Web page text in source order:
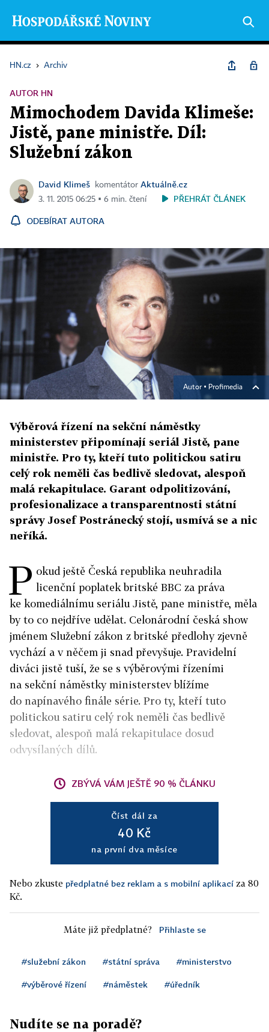
HN.cz › Archiv
AUTOR HN
Mimochodem Davida Klimeše:
Jistě, pane ministře. Díl:
Služební zákon
David Klimeš komentátor Aktuálně.cz
3. 11. 2015 06:25 ▪ 6 min. čtení PŘEHRÁT ČLÁNEK
ODEBÍRAT AUTORA
Autor ▪ Profimedia
Výběrová řízení na sekční náměstky
ministerstev připomínají seriál Jistě, pane
ministře. Pro ty, kteří tuto politickou satiru
celý rok neměli čas bedlivě sledovat, alespoň
malá rekapitulace. Garant odpolitizování,
profesionalizace a transparentnosti státní
správy Josef Postránecký stojí, usmívá se a nic
neříká.
P okud ještě Česká republika neuhradila
licenční poplatek britské BBC za práva
ke komediálnímu seriálu Jistě, pane ministře, měla
by to co nejdříve udělat. Celonárodní česká show
jménem Služební zákon z britské předlohy zjevně
vychází a v něčem ji snad převyšuje. Pravidelní
diváci jistě tuší, že se s výběrovými řízeními
na sekční náměstky ministerstev blížíme
do napínavého finále série. Pro ty, kteří tuto
politickou satiru celý rok neměli čas bedlivě
sledovat, alespoň malá rekapitulace dosud
odvysílaných dílů.
ZBÝVÁ VÁM JEŠTĚ 90 % ČLÁNKU
Číst dál za
40 Kč
na první dva měsíce
Nebo zkuste předplatné bez reklam a s mobilní aplikací za 80
Kč.
Máte již předplatné? Přihlaste se
#služební zákon #státní správa #ministerstvo
#výběrové řízení #náměstek #úředník
Nudíte se na poradě?